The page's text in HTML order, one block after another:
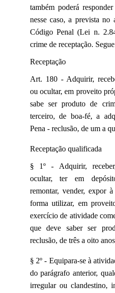
também poderá
nesse caso, a prevista
Código Penal (Lei n.
crime de receptação.
Receptação
Art. 180 - Adquirir,
ou ocultar, em proveito
sabe ser produto de
terceiro, de boa-fé, a
Pena - reclusão, de um a
Receptação qualificada
§ 1º - Adquirir,
ocultar, ter em
remontar, vender, expor
forma utilizar, em
exercício de atividade
que deve saber ser
reclusão, de três a oito
§ 2º - Equipara-se à
do parágrafo anterior,
irregular ou clandestino,